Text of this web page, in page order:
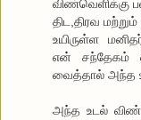
விண்வெளிக்கு
திட,திரவ
உயிருள்ள
என் சந்தேகம்
வைத்தால் அந்த
அந்த உடல்